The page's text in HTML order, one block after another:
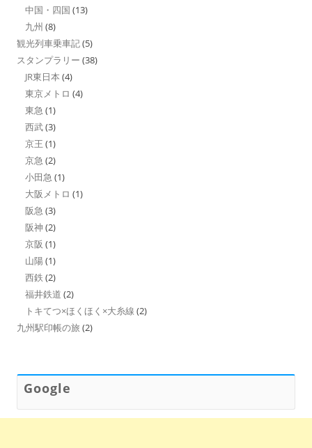
中国・四国 (13)
九州 (8)
観光列車乗車記(5)
スタンプラリー (38)
JR東日本 (4)
東京メトロ (4)
東急 (1)
西武(3)
京王 (1)
京急 (2)
小田急 (1)
大阪メトロ (1)
阪急 (3)
阪神 (2)
京阪 (1)
山陽 (1)
西鉄 (2)
福井鉄道 (2)
トキてつ×ほくほく×大糸線 (2)
九州駅印帳の旅 (2)
Google